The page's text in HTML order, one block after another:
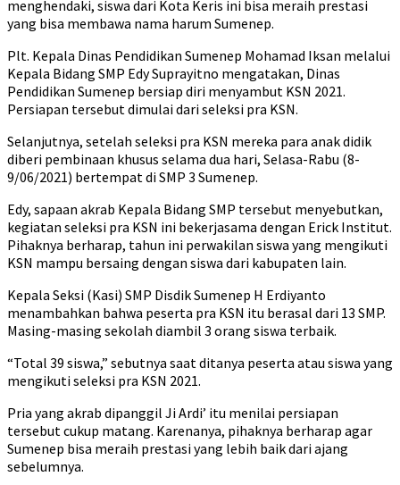
menghendaki, siswa dari Kota Keris ini bisa meraih prestasi
yang bisa membawa nama harum Sumenep.
Plt. Kepala Dinas Pendidikan Sumenep Mohamad Iksan melalui
Kepala Bidang SMP Edy Suprayitno mengatakan, Dinas
Pendidikan Sumenep bersiap diri menyambut KSN 2021.
Persiapan tersebut dimulai dari seleksi pra KSN.
Selanjutnya, setelah seleksi pra KSN mereka para anak didik
diberi pembinaan khusus selama dua hari, Selasa-Rabu (8-
9/06/2021) bertempat di SMP 3 Sumenep.
Edy, sapaan akrab Kepala Bidang SMP tersebut menyebutkan,
kegiatan seleksi pra KSN ini bekerjasama dengan Erick Institut.
Pihaknya berharap, tahun ini perwakilan siswa yang mengikuti
KSN mampu bersaing dengan siswa dari kabupaten lain.
Kepala Seksi (Kasi) SMP Disdik Sumenep H Erdiyanto
menambahkan bahwa peserta pra KSN itu berasal dari 13 SMP.
Masing-masing sekolah diambil 3 orang siswa terbaik.
“Total 39 siswa,” sebutnya saat ditanya peserta atau siswa yang
mengikuti seleksi pra KSN 2021.
Pria yang akrab dipanggil Ji Ardi’ itu menilai persiapan
tersebut cukup matang. Karenanya, pihaknya berharap agar
Sumenep bisa meraih prestasi yang lebih baik dari ajang
sebelumnya.